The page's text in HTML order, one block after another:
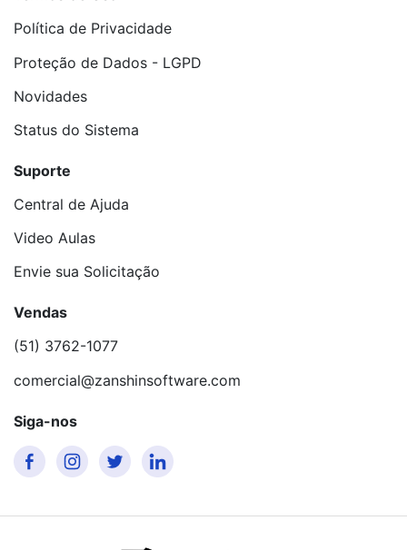
Política de Privacidade
Proteção de Dados - LGPD
Novidades
Status do Sistema
Suporte
Central de Ajuda
Video Aulas
Envie sua Solicitação
Vendas
(51) 3762-1077
comercial@zanshinsoftware.com
Siga-nos